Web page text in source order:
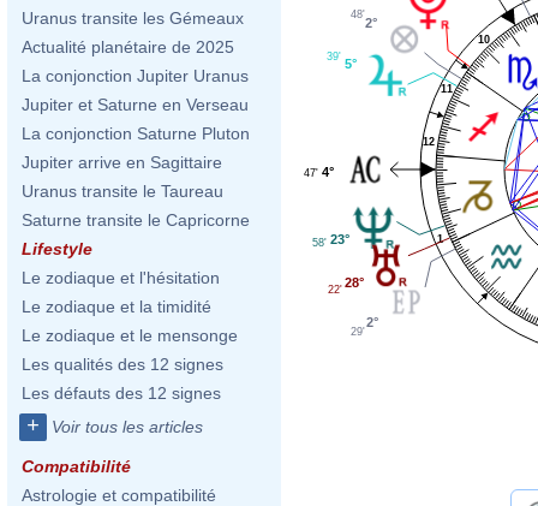
Uranus transite les Gémeaux
Actualité planétaire de 2025
La conjonction Jupiter Uranus
Jupiter et Saturne en Verseau
La conjonction Saturne Pluton
Jupiter arrive en Sagittaire
Uranus transite le Taureau
Saturne transite le Capricorne
Lifestyle
Le zodiaque et l'hésitation
Le zodiaque et la timidité
Le zodiaque et le mensonge
Les qualités des 12 signes
Les défauts des 12 signes
+ Voir tous les articles
Compatibilité
Astrologie et compatibilité
1
10
11
12
2°
48'
5°
39'
4°
47'
23°
58'
28°
22'
2°
29'